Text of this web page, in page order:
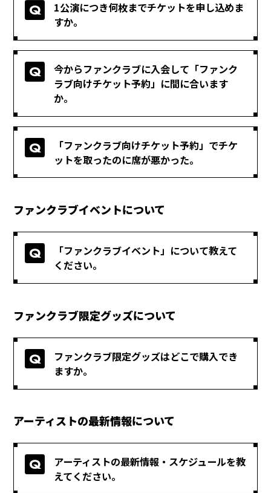
1公演につき何枚までチケットを申し込めま
すか。
今からファンクラブに入会して「ファンク
ラブ向けチケット予約」に間に合います
か。
「ファンクラブ向けチケット予約」でチケ
ットを取ったのに席が悪かった。
ファンクラブイベントについて
「ファンクラブイベント」について教えて
ください。
ファンクラブ限定グッズについて
ファンクラブ限定グッズはどこで購入でき
ますか。
アーティストの最新情報について
アーティストの最新情報・スケジュールを教
えてください。